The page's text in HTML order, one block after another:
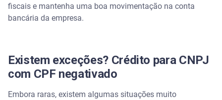
fiscais e mantenha uma boa movimentação na conta
bancária da empresa.
Existem exceções? Crédito para CNPJ
com CPF negativado
Embora raras, existem algumas situações muito